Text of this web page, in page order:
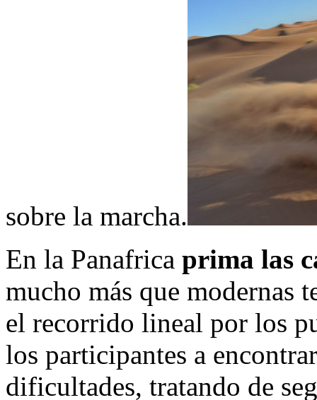
sobre la marcha.
En la Panafrica prima las
mucho más que modernas
el recorrido lineal por los
los participantes a
dificultades, tratando de